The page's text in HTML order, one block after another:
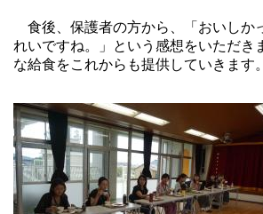
食後、保護者の方から、「おいしか
れいですね。」という感想をいただき
な給食をこれからも提供していきます。